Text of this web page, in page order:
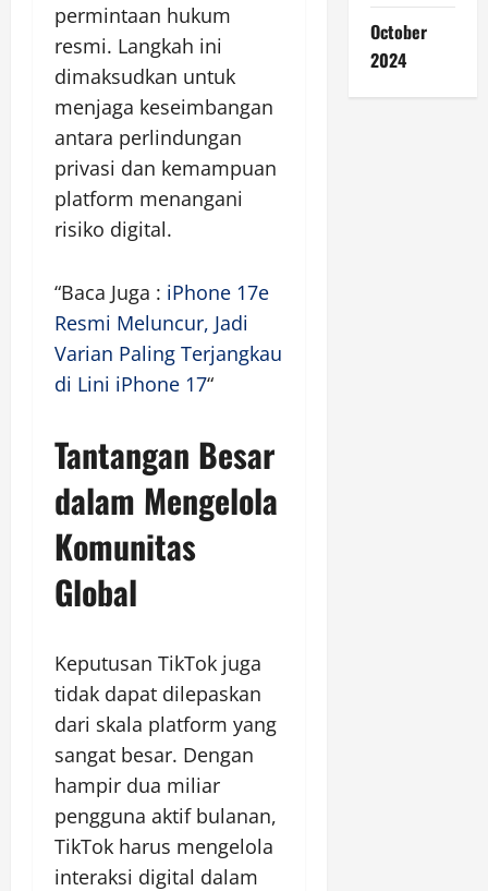
permintaan hukum
resmi. Langkah ini
dimaksudkan untuk
menjaga keseimbangan
antara perlindungan
privasi dan kemampuan
platform menangani
risiko digital.
“Baca Juga : iPhone 17e
Resmi Meluncur, Jadi
Varian Paling Terjangkau
di Lini iPhone 17“
Tantangan Besar
dalam Mengelola
Komunitas
Global
Keputusan TikTok juga
tidak dapat dilepaskan
dari skala platform yang
sangat besar. Dengan
hampir dua miliar
pengguna aktif bulanan,
TikTok harus mengelola
interaksi digital dalam
October
2024